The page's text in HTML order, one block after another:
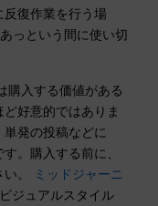
反復作業を行う場
っという間に使い切
購入する価値がある
好意的ではありま
発の投稿などに
。購入する前に、
。
ミッドジャーニ
ジュアルスタイル